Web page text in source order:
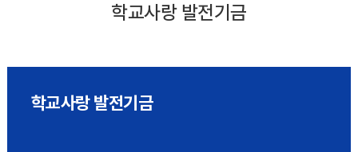
학교사랑 발전기금
학교사랑 발전기금